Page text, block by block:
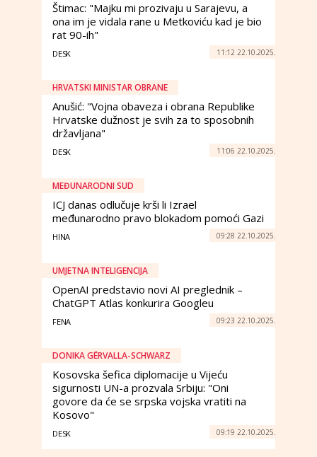
Štimac: "Majku mi prozivaju u Sarajevu, a
ona im je vidala rane u Metkoviću kad je bio
rat 90-ih"
DESK 11:12 22.10.2025.
HRVATSKI MINISTAR OBRANE
Anušić: "Vojna obaveza i obrana Republike
Hrvatske dužnost je svih za to sposobnih
državljana"
DESK 11:06 22.10.2025.
MEĐUNARODNI SUD
ICJ danas odlučuje krši li Izrael
međunarodno pravo blokadom pomoći Gazi
HINA 09:28 22.10.2025.
UMJETNA INTELIGENCIJA
OpenAI predstavio novi AI preglednik –
ChatGPT Atlas konkurira Googleu
FENA 09:23 22.10.2025.
DONIKA GËRVALLA-SCHWARZ
Kosovska šefica diplomacije u Vijeću
sigurnosti UN-a prozvala Srbiju: "Oni
govore da će se srpska vojska vratiti na
Kosovo"
DESK 09:19 22.10.2025.